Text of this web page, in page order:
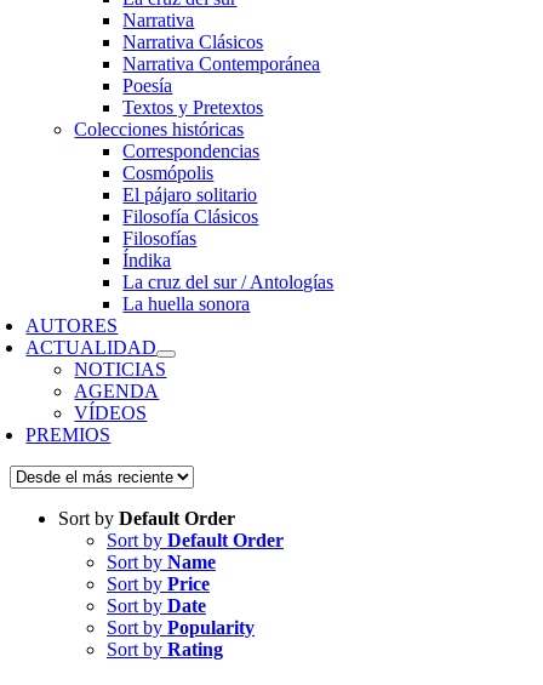
Narrativa
Narrativa Clásicos
Narrativa Contemporánea
Poesía
Textos y Pretextos
Colecciones históricas
Correspondencias
Cosmópolis
El pájaro solitario
Filosofía Clásicos
Filosofías
Índika
La cruz del sur / Antologías
La huella sonora
AUTORES
ACTUALIDAD
NOTICIAS
AGENDA
VÍDEOS
PREMIOS
Sort by Default Order
Sort by Default Order
Sort by Name
Sort by Price
Sort by Date
Sort by Popularity
Sort by Rating